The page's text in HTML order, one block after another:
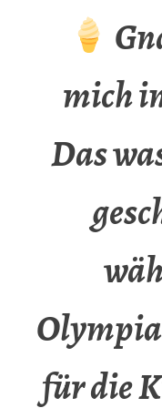
mich
Das
für die